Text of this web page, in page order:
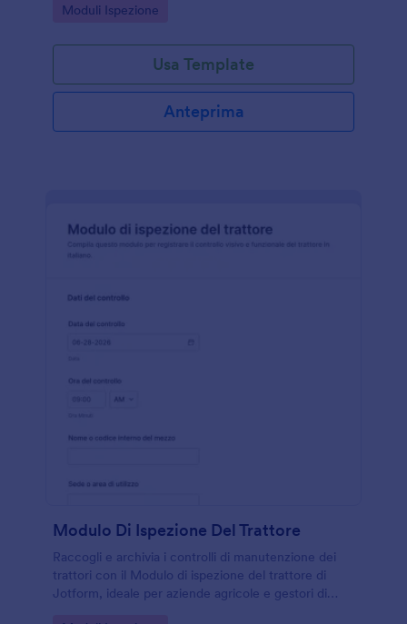
reparti diversi.
Go to Category:
Moduli Ispezione
Usa Template
Anteprima
Modulo Di Ispezione Del Trattore
Raccogli e archivia i controlli di manutenzione dei
trattori con il Modulo di ispezione del trattore di
Jotform, ideale per aziende agricole e gestori di